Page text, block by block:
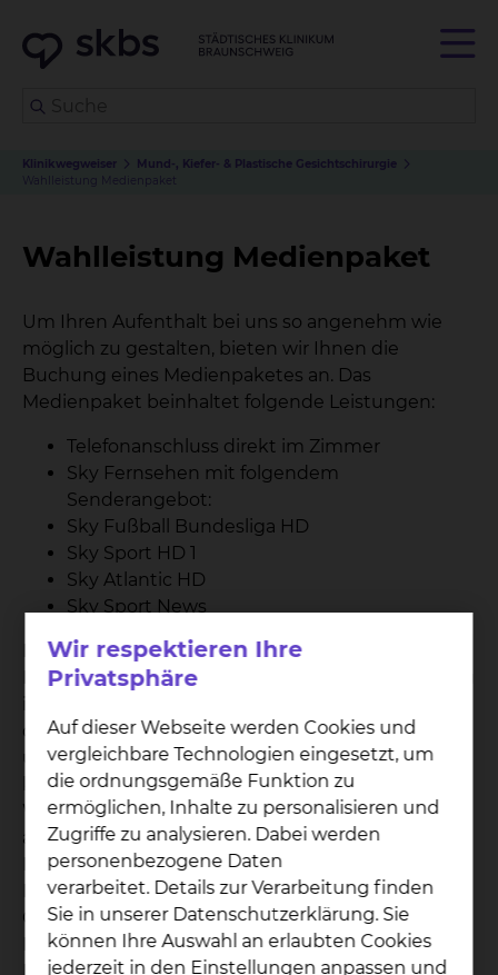
Klinikwegweiser
Mund-, Kiefer- & Plastische Gesichtschirurgie
Wahlleistung Medienpaket
Wahlleistung Medienpaket
Um Ihren Aufenthalt bei uns so angenehm wie
möglich zu gestalten, bieten wir Ihnen die
Buchung eines Medienpaketes an. Das
Medienpaket beinhaltet folgende Leistungen:
Telefonanschluss direkt im Zimmer
Sky Fernsehen mit folgendem
Senderangebot:
Sky Fußball Bundesliga HD
Sky Sport HD 1
Sky Atlantic HD
Sky Sport News
Die entstandenen Gebühren für Telefon und
Medienpaket werden Ihnen nach Ihrer Entlassung
dass die Bestandteile des Medienpaketes „Sky
und Telefon“ nicht einzeln gebucht werden
können. Für Patienten, die eine
Wahlleistungsvereinbarung „Unterkunft“
abgeschlossen haben, sind die Kosten des
Medienpaktes mit den Zuschlägen je
Berechnungstag abgegolten. Die entstandenen
Gesprächsgebühren werden Ihnen gesondert in
Rechnung gestellt. Die Kosten für das
Wir respektieren Ihre
Privatsphäre
Auf dieser Webseite werden Cookies und
vergleichbare Technologien eingesetzt, um
die ordnungsgemäße Funktion zu
ermöglichen, Inhalte zu personalisieren und
Zugriffe zu analysieren. Dabei werden
personenbezogene Daten
verarbeitet. Details zur Verarbeitung finden
Sie in unserer Datenschutzerklärung. Sie
können Ihre Auswahl an erlaubten Cookies
jederzeit in den Einstellungen anpassen und